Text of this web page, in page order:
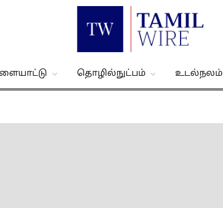
தொழில்நுட்பம் உடல்நலம்